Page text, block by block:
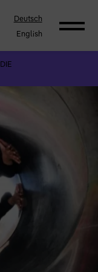
Deutsch
English
DIE